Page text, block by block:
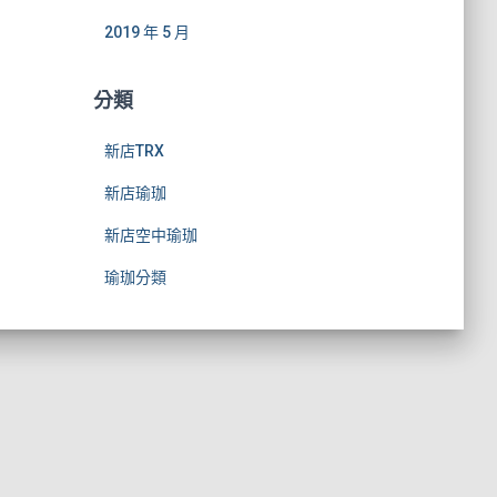
2019 年 5 月
分類
新店TRX
新店瑜珈
新店空中瑜珈
瑜珈分類